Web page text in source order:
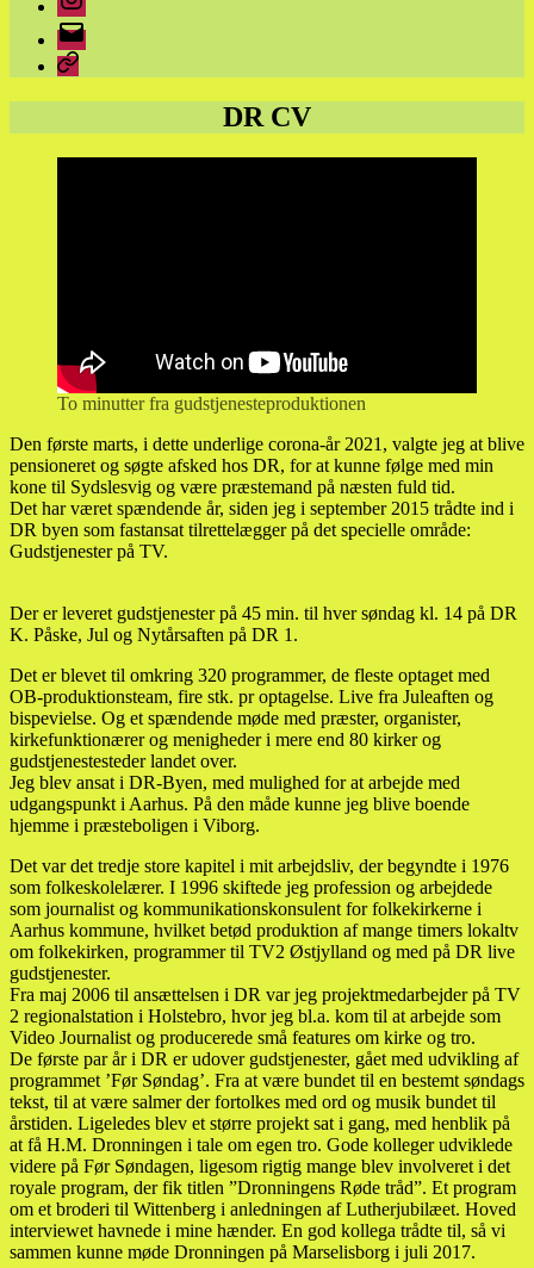
E-
mail
Parkinson
DR CV
To minutter fra gudstjenesteproduktionen
Den første marts, i dette underlige corona-år 2021, valgte jeg at blive
pensioneret og søgte afsked hos DR, for at kunne følge med min
kone til Sydslesvig og være præstemand på næsten fuld tid.
Det har været spændende år, siden jeg i september 2015 trådte ind i
DR byen som fastansat tilrettelægger på det specielle område:
Gudstjenester på TV.
Der er leveret gudstjenester på 45 min. til hver søndag kl. 14 på DR
K. Påske, Jul og Nytårsaften på DR 1.
Det er blevet til omkring 320 programmer, de fleste optaget med
OB-produktionsteam, fire stk. pr optagelse. Live fra Juleaften og
bispevielse. Og et spændende møde med præster, organister,
kirkefunktionærer og menigheder i mere end 80 kirker og
gudstjenestesteder landet over.
Jeg blev ansat i DR-Byen, med mulighed for at arbejde med
udgangspunkt i Aarhus. På den måde kunne jeg blive boende
hjemme i præsteboligen i Viborg.
Det var det tredje store kapitel i mit arbejdsliv, der begyndte i 1976
som folkeskolelærer. I 1996 skiftede jeg profession og arbejdede
som journalist og kommunikationskonsulent for folkekirkerne i
Aarhus kommune, hvilket betød produktion af mange timers lokaltv
om folkekirken, programmer til TV2 Østjylland og med på DR live
gudstjenester.
Fra maj 2006 til ansættelsen i DR var jeg projektmedarbejder på TV
2 regionalstation i Holstebro, hvor jeg bl.a. kom til at arbejde som
Video Journalist og producerede små features om kirke og tro.
De første par år i DR er udover gudstjenester, gået med udvikling af
programmet ’Før Søndag’. Fra at være bundet til en bestemt søndags
tekst, til at være salmer der fortolkes med ord og musik bundet til
årstiden. Ligeledes blev et større projekt sat i gang, med henblik på
at få H.M. Dronningen i tale om egen tro. Gode kolleger udviklede
videre på Før Søndagen, ligesom rigtig mange blev involveret i det
royale program, der fik titlen ”Dronningens Røde tråd”. Et program
om et broderi til Wittenberg i anledningen af Lutherjubilæet. Hoved
interviewet havnede i mine hænder. En god kollega trådte til, så vi
sammen kunne møde Dronningen på Marselisborg i juli 2017.